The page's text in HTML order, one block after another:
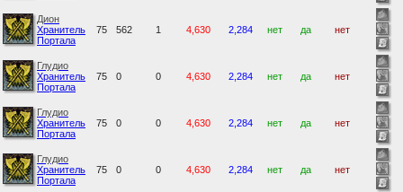
Дион
Хранитель
Портала
75 562 1 4,630 2,284 нет да нет
Глудио
Хранитель
Портала
75 0 0 4,630 2,284 нет да нет
Глудио
Хранитель
Портала
75 0 0 4,630 2,284 нет да нет
Глудио
Хранитель
Портала
75 0 0 4,630 2,284 нет да нет